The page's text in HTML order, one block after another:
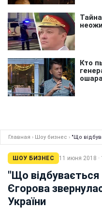
Главная › Шоу бизнес › "Що
ШОУ БИЗНЕС 11 июня 2018 ·
"Що
Єгорова
України